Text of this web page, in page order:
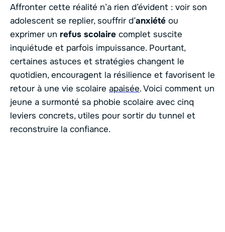
Affronter cette réalité n’a rien d’évident : voir son
adolescent se replier, souffrir d’anxiété ou
exprimer un refus scolaire complet suscite
inquiétude et parfois impuissance. Pourtant,
certaines astuces et stratégies changent le
quotidien, encouragent la résilience et favorisent le
retour à une vie scolaire apaisée. Voici comment un
jeune a surmonté sa phobie scolaire avec cinq
leviers concrets, utiles pour sortir du tunnel et
reconstruire la confiance.